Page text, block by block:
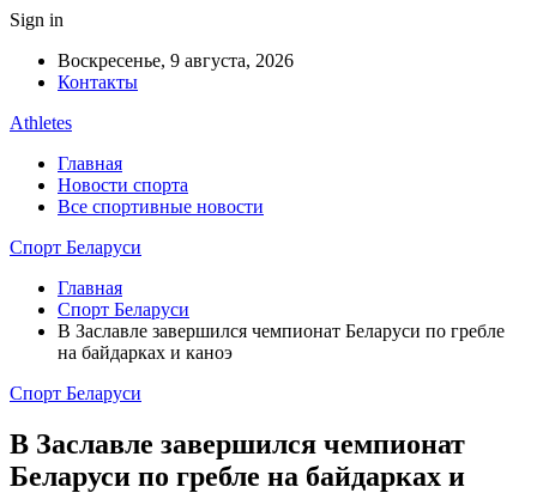
Sign in
Воскресенье, 9 августа, 2026
Контакты
Athletes
Главная
Новости спорта
Все спортивные новости
Спорт Беларуси
Главная
Спорт Беларуси
В Заславле завершился чемпионат Беларуси по гребле
на байдарках и каноэ
Спорт Беларуси
В Заславле завершился чемпионат
Беларуси по гребле на байдарках и